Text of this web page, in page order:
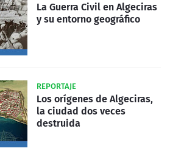
La Guerra Civil en Algeciras
y su entorno geográfico
REPORTAJE
Los orígenes de Algeciras,
la ciudad dos veces
destruida